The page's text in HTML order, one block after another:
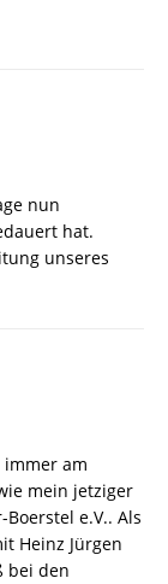
nun
hat.
unseres
am
mein jetziger
e.V.. Als
Heinz Jürgen
bei den